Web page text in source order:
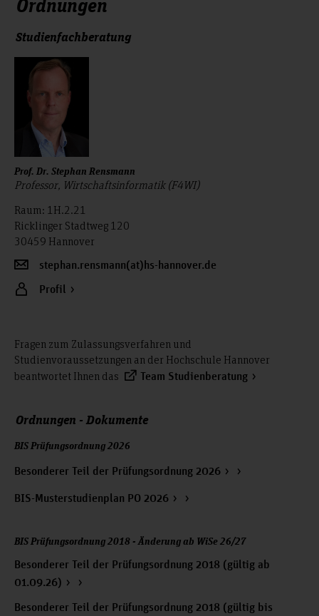
Studienfachberatung
Prof. Dr. Stephan Rensmann
Professor, Wirtschaftsinformatik (F4WI)
Raum: 1H.2.21
Ricklinger Stadtweg 120
30459 Hannover
stephan.rensmann(at)hs-hannover.de
Profil
Fragen zum Zulassungsverfahren und
Studienvoraussetzungen an der Hochschule Hannover
beantwortet Ihnen das
Team Studienberatung
Ordnungen - Dokumente
BIS Prüfungsordnung 2026
Besonderer Teil der Prüfungsordnung 2026
BIS-Musterstudienplan PO 2026
BIS Prüfungsordnung 2018 - Änderung ab WiSe 26/27
Besonderer Teil der Prüfungsordnung 2018 (gültig ab
01.09.26)
Besonderer Teil der Prüfungsordnung 2018 (gültig bis